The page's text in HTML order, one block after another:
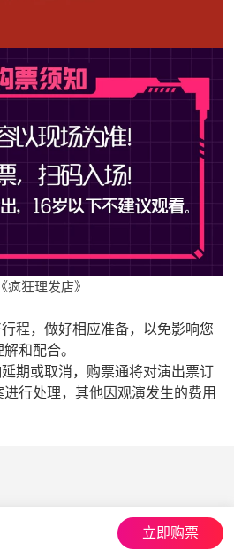
狂理发店》
程，做好相应准备，以免影响您
和配合。
期或取消，购票通将对演出票订
行处理，其他因观演发生的费用
立即购票